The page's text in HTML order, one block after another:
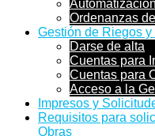
Automatización
Ordenanzas
Gestión de Riegos y
Darse de alta
Cuentas para
Cuentas para
Acceso a la
Impresos y
Requisitos para
Obras